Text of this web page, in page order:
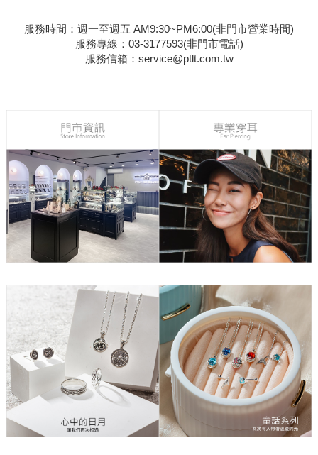
服務時間：週一至週五 AM9:30~PM6:00(非門市營業時間)
服務專線：03-3177593(非門市電話)
服務信箱： service@ptlt.com.tw